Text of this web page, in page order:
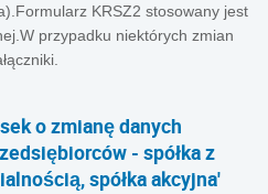
KRSZ2 stosowany jest
przypadku niektórych zmian
o zmianę danych
- spółka z
spółka akcyjna'